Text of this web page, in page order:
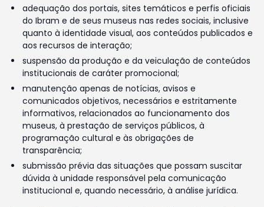
adequação dos portais, sites temáticos e perfis oficiais
do Ibram e de seus museus nas redes sociais, inclusive
quanto à identidade visual, aos conteúdos publicados e
aos recursos de interação;
suspensão da produção e da veiculação de conteúdos
institucionais de caráter promocional;
manutenção apenas de notícias, avisos e
comunicados objetivos, necessários e estritamente
informativos, relacionados ao funcionamento dos
museus, à prestação de serviços públicos, à
programação cultural e às obrigações de
transparência;
submissão prévia das situações que possam suscitar
dúvida à unidade responsável pela comunicação
institucional e, quando necessário, à análise jurídica.